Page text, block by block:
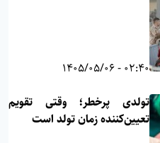
02:40 - 1405/05/06
تولدی پرخطر؛ وقتی تقویم
تعیین‌کننده زمان تولد است